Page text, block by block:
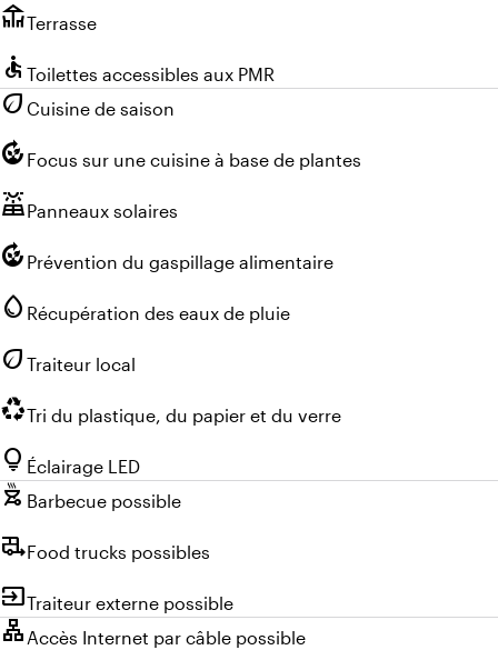
deckTerrasse
accessible Toilettes accessibles aux PMR
eco Cuisine de saison
compost Focus sur une cuisine à base de plantes
solar_powerPanneaux solaires
compost Prévention du gaspillage alimentaire
water_drop Récupération des eaux de pluie
eco Traiteur local
recyclingTri du plastique, du papier et du verre
lightbulb Éclairage LED
outdoor_grill Barbecue possible
rv_hookupFood trucks possibles
inputTraiteur externe possible
lan Accès Internet par câble possible